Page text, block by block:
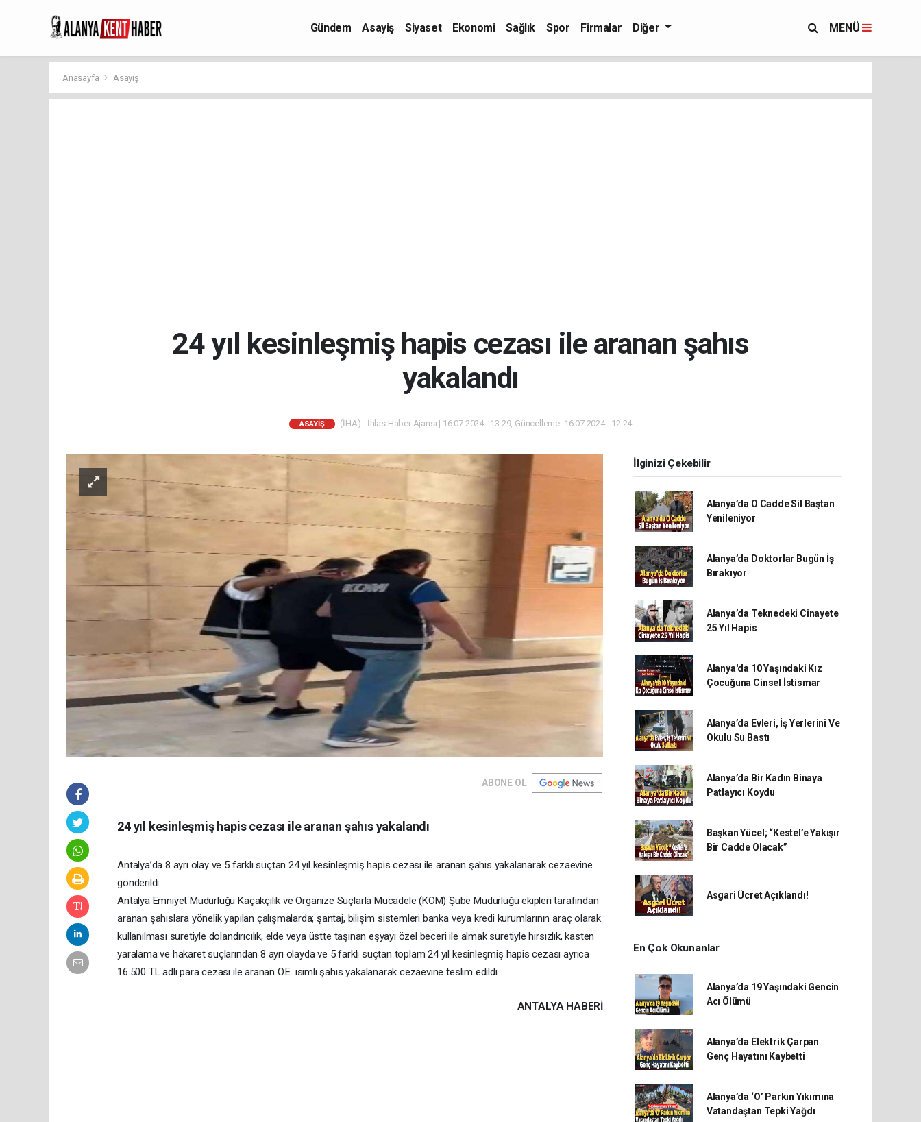
Gündem Asayiş Siyaset Ekonomi Sağlık Spor Firmalar Diğer MENÜ
Anasayfa Asayiş
24 yıl kesinleşmiş hapis cezası ile aranan şahıs
yakalandı
ASAYIŞ (İHA) - İhlas Haber Ajansı | 16.07.2024 - 13:29, Güncelleme: 16.07.2024 - 12:24
ABONE OL
24 yıl kesinleşmiş hapis cezası ile aranan şahıs yakalandı
Antalya’da 8 ayrı olay ve 5 farklı suçtan 24 yıl kesinleşmiş hapis cezası ile aranan şahıs yakalanarak cezaevine
gönderildi.
Antalya Emniyet Müdürlüğü Kaçakçılık ve Organize Suçlarla Mücadele (KOM) Şube Müdürlüğü ekipleri tarafından
aranan şahıslara yönelik yapılan çalışmalarda; şantaj, bilişim sistemleri banka veya kredi kurumlarının araç olarak
kullanılması suretiyle dolandırıcılık, elde veya üstte taşınan eşyayı özel beceri ile almak suretiyle hırsızlık, kasten
yaralama ve hakaret suçlarından 8 ayrı olayda ve 5 farklı suçtan toplam 24 yıl kesinleşmiş hapis cezası ayrıca
16.500 TL adli para cezası ile aranan O.E. isimli şahıs yakalanarak cezaevine teslim edildi.
ANTALYA HABERİ
İlginizi Çekebilir
Alanya’da O Cadde Sil Baştan
Yenileniyor
Alanya’da Doktorlar Bugün İş
Bırakıyor
Alanya’da Teknedeki Cinayete
25 Yıl Hapis
Alanya'da 10 Yaşındaki Kız
Çocuğuna Cinsel İstismar
Alanya’da Evleri, İş Yerlerini Ve
Okulu Su Bastı
Alanya’da Bir Kadın Binaya
Patlayıcı Koydu
Başkan Yücel; “Kestel’e Yakışır
Bir Cadde Olacak”
Asgari Ücret Açıklandı!
En Çok Okunanlar
Alanya’da 19 Yaşındaki Gencin
Acı Ölümü
Alanya’da Elektrik Çarpan
Genç Hayatını Kaybetti
Alanya’da ‘O’ Parkın Yıkımına
Vatandaştan Tepki Yağdı